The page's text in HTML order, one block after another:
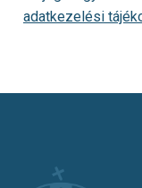
adatkezelési